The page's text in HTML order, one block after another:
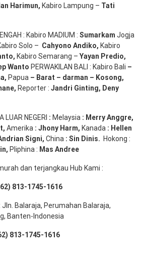
Harimun, Kabiro Lampung – Tati
: Kabiro MADIUM : Sumarkam Jogja
Solo – Cahyono Andiko, Kabiro
, Kabiro Semarang – Yayan Predio,
Wanto PERWAKILAN BALI : Kabiro Bali –
, Papua – Barat – darman – Kosong,
, Reporter : Jandri Ginting, Deny
LUAR NEGERI : Melaysia : MerryAnggre,
Amerika : Jhony Harm, Kanada : Hellen
Signi, China : Sin Dinis. Hokong :
Pliphina : Mas Andree
dan terjangkau Hub Kami :
813-1745-1616
Balaraja, Perumahan Balaraja,
Banten-Indonesia
813-1745-1616